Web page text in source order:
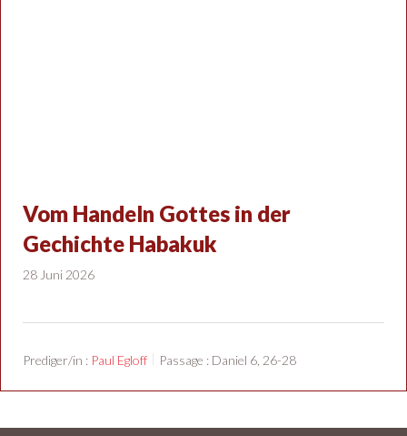
Vom Handeln Gottes in der
Gechichte Habakuk
28 Juni 2026
Prediger/in : Paul Egloff Passage : Daniel 6 , 26-28